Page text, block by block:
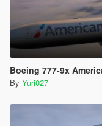
Boeing 777-9x
By Yuri027